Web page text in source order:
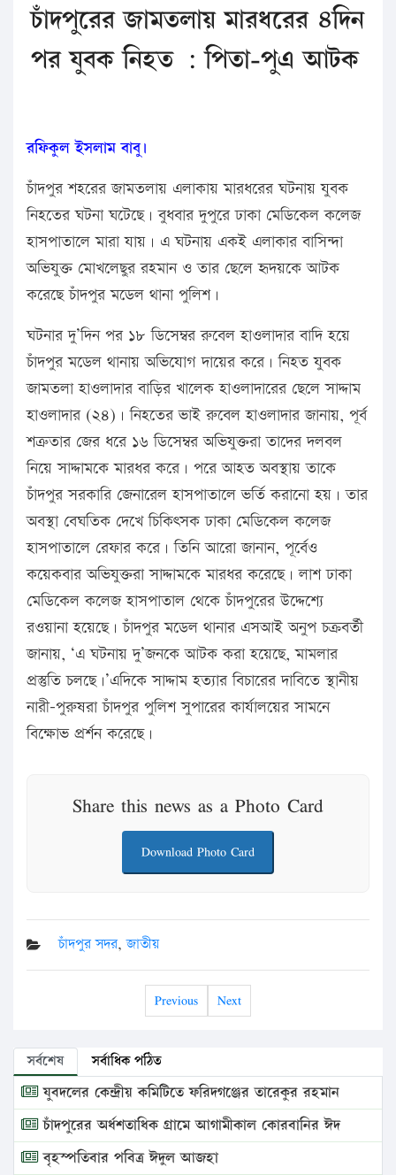
চাঁদপুরের জামতলায় মারধরের ৪দিন
পর যুবক নিহত : পিতা-পুএ আটক
রফিকুল ইসলাম বাবু।
চাঁদপুর শহরের জামতলায় এলাকায় মারধরের ঘটনায় যুবক
নিহতের ঘটনা ঘটেছে। বুধবার দুপুরে ঢাকা মেডিকেল কলেজ
হাসপাতালে মারা যায়। এ ঘটনায় একই এলাকার বাসিন্দা
অভিযুক্ত মোখলেছুর রহমান ও তার ছেলে হৃদয়কে আটক
করেছে চাঁদপুর মডেল থানা পুলিশ।
ঘটনার দু’দিন পর ১৮ ডিসেম্বর রুবেল হাওলাদার বাদি হয়ে
চাঁদপুর মডেল থানায় অভিযোগ দায়ের করে। নিহত যুবক
জামতলা হাওলাদার বাড়ির খালেক হাওলাদারের ছেলে সাদ্দাম
হাওলাদার (২৪)। নিহতের ভাই রুবেল হাওলাদার জানায়, পূর্ব
শত্রুতার জের ধরে ১৬ ডিসেম্বর অভিযুক্তরা তাদের দলবল
নিয়ে সাদ্দামকে মারধর করে। পরে আহত অবস্থায় তাকে
চাঁদপুর সরকারি জেনারেল হাসপাতালে ভর্তি করানো হয়। তার
অবস্থা বেঘতিক দেখে চিকিৎসক ঢাকা মেডিকেল কলেজ
হাসপাতালে রেফার করে। তিনি আরো জানান, পূর্বেও
কয়েকবার অভিযুক্তরা সাদ্দামকে মারধর করেছে। লাশ ঢাকা
মেডিকেল কলেজ হাসপাতাল থেকে চাঁদপুরের উদ্দেশ্যে
রওয়ানা হয়েছে। চাঁদপুর মডেল থানার এসআই অনুপ চক্রবর্তী
জানায়, ‘এ ঘটনায় দু’জনকে আটক করা হয়েছে, মামলার
প্রস্তুতি চলছে।’এদিকে সাদ্দাম হত্যার বিচারের দাবিতে স্থানীয়
নারী-পুরুষরা চাঁদপুর পুলিশ সুপারের কার্যালয়ের সামনে
বিক্ষোভ প্রর্শন করেছে।
Share this news as a Photo Card
Download Photo Card
চাঁদপুর সদর,জাতীয়
Previous Next
সর্বশেষ সর্বাধিক পঠিত
যুবদলের কেন্দ্রীয় কমিটিতে ফরিদগঞ্জের তারেকুর রহমান
চাঁদপুরের অর্ধশতাধিক গ্রামে আগামীকাল কোরবানির ঈদ
বৃহস্পতিবার পবিত্র ঈদুল আজহা